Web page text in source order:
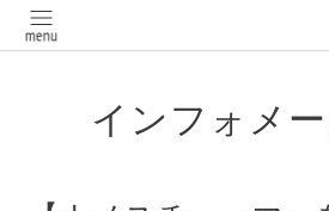
インフォメ